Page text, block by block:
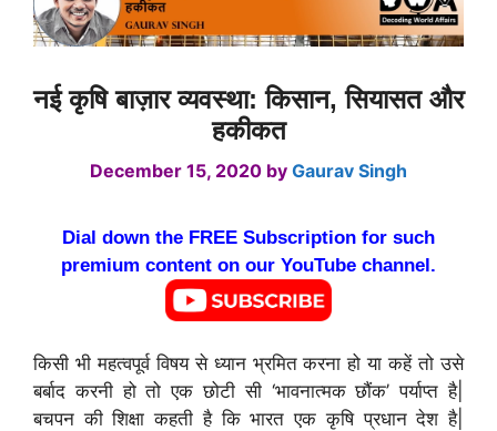
नई कृषि बाज़ार व्यवस्था: किसान, सियासत और
हकीकत
December 15, 2020 by Gaurav Singh
Dial down the FREE Subscription for such
premium content on our YouTube channel.
किसी भी महत्वपूर्व विषय से ध्यान भ्रमित करना हो या कहें तो उसे
बर्बाद करनी हो तो एक छोटी सी ‘भावनात्मक छौंक’ पर्याप्त है|
बचपन की शिक्षा कहती है कि भारत एक कृषि प्रधान देश है|